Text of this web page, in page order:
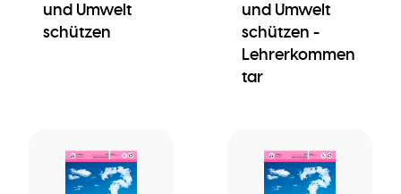
und Umwelt
schützen
und Umwelt
schützen -
Lehrerkommen
tar